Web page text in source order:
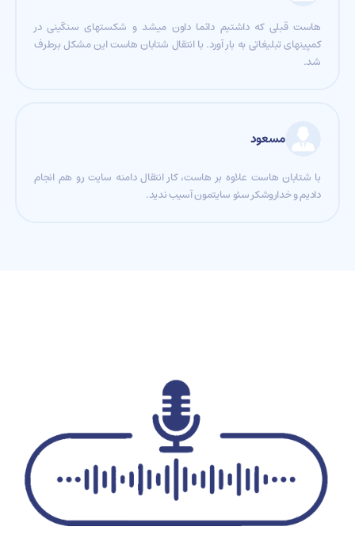
هاست قبلی که داشتیم دائما داون میشد و شکستهای سنگینی در
کمپینهای تبلیغاتی به بار آورد. با انتقال شتابان هاست این مشکل برطرف
شد.
مسعود
با شتابان هاست علاوه بر هاست، کار انتقال دامنه سایت رو هم انجام
دادیم و خداروشکر سئو سایتمون آسیب ندید.